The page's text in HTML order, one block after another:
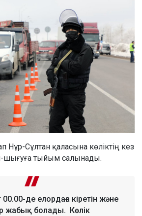
Нұр-Сұлтан қаласына көліктің кез
шығуға тыйым салынады.
00.00-де елордаға кіретін және
жабық болады. Көлік